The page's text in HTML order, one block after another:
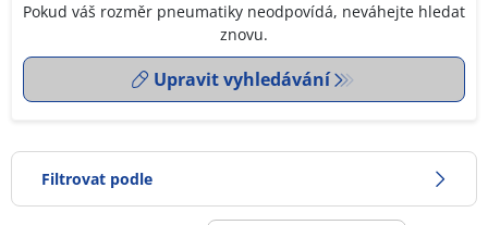
Pokud váš rozměr pneumatiky neodpovídá, neváhejte hledat
znovu.
Upravit vyhledávání
Filtrovat podle